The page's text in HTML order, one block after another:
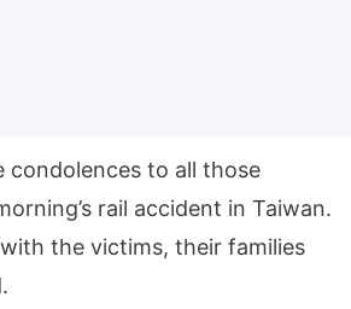
condolences to all those
rail accident in Taiwan.
the victims, their families